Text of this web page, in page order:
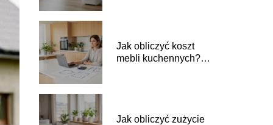
Jak obliczyć koszt
mebli kuchennych?
Jak obliczyć zużycie